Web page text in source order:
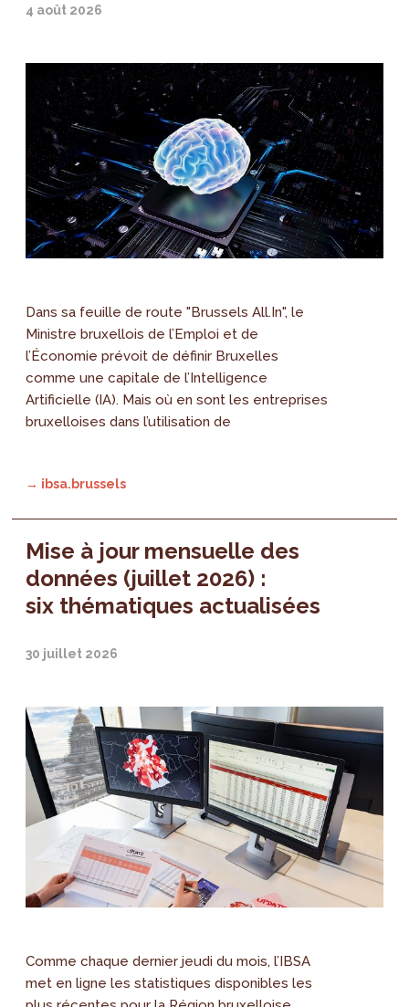
4 août 2026
Dans sa feuille de route "Brussels All.In", le
Ministre bruxellois de l’Emploi et de
l’Économie prévoit de définir Bruxelles
comme une capitale de l’Intelligence
Artificielle (IA). Mais où en sont les entreprises
bruxelloises dans l’utilisation de
→ ibsa.brussels
Mise à jour mensuelle des
données (juillet 2026) :
six thématiques actualisées
30 juillet 2026
Comme chaque dernier jeudi du mois, l’IBSA
met en ligne les statistiques disponibles les